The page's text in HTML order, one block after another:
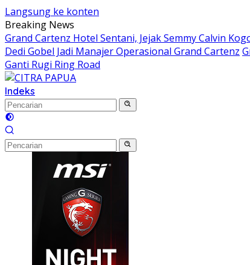
Langsung ke konten
Breaking News
Grand Cartenz Hotel Sentani, Jejak Semmy Calvin
Dedi Gobel Jadi Manajer Operasional Grand Cartenz
Ganti Rugi Ring Road
Indeks